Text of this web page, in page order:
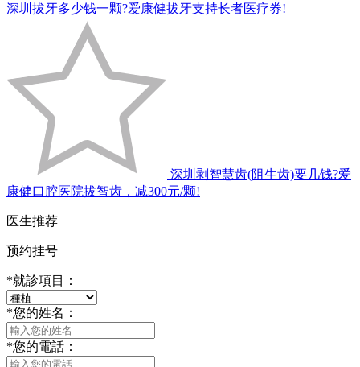
深圳拔牙多少钱一颗?爱康健拔牙支持长者医疗券!
深圳剥智慧齿(阻生齿)要几钱?爱
康健口腔医院拔智齿，减300元/颗!
医生推荐
预约挂号
*就診項目：
*您的姓名：
*您的電話：